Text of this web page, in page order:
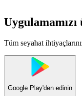
Tüm seyahat
Google Play'den edinin